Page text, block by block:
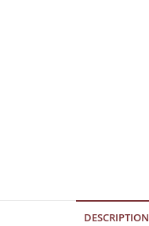
DESCRIPTION